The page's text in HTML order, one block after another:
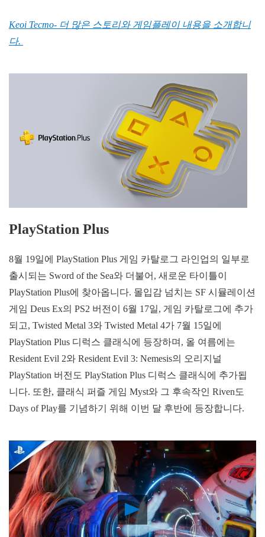
Keoi Tecmo- 더 많은 스토리와 게임플레이 내용을 소개합니
다.
PlayStation Plus
8월 19일에 PlayStation Plus 게임 카탈로그 라인업의 일부로
출시되는 Sword of the Sea와 더불어, 새로운 타이틀이
PlayStation Plus에 찾아옵니다. 몰입감 넘치는 SF 시뮬레이션
게임 Deus Ex의 PS2 버전이 6월 17일, 게임 카탈로그에 추가
되고, Twisted Metal 3와 Twisted Metal 4가 7월 15일에
PlayStation Plus 디럭스 클래식에 등장하며, 올 여름에는
Resident Evil 2와 Resident Evil 3: Nemesis의 오리지널
PlayStation 버전도 PlayStation Plus 디럭스 클래식에 추가됩
니다. 또한, 클래식 퍼즐 게임 Myst와 그 후속작인 Riven도
Days of Play를 기념하기 위해 이번 달 후반에 등장합니다.
Play
Video